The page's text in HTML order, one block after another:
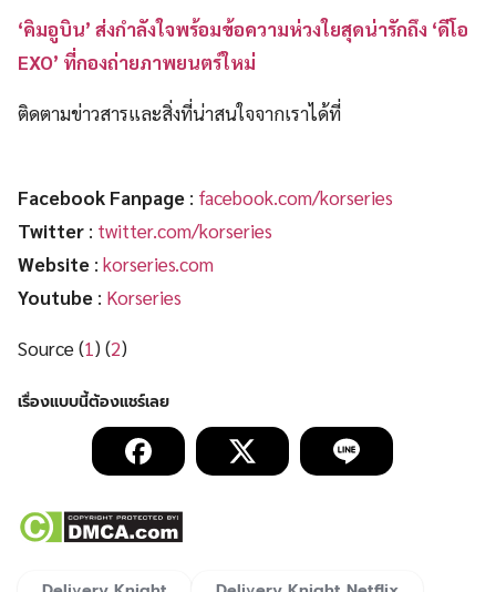
‘คิมอูบิน’ ส่งกำลังใจพร้อมข้อความห่วงใยสุดน่ารักถึง ‘ดีโอ
EXO’ ที่กองถ่ายภาพยนตร์ใหม่
ติดตามข่าวสารและสิ่งที่น่าสนใจจากเราได้ที่
Facebook Fanpage : facebook.com/korseries
Twitter : twitter.com/korseries
Website : korseries.com
Youtube : Korseries
Source (1) (2)